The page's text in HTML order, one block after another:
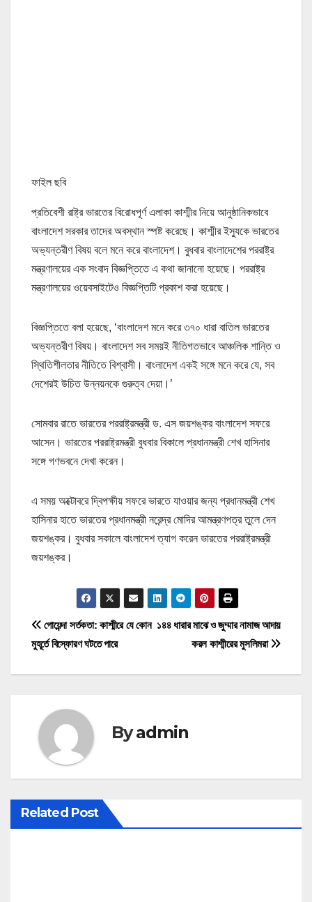
ফাইল ছবি
প্রতিবেশী রাষ্ট্র ভারতের বিরোধপূর্ণ এলাকা কাশ্মীর নিয়ে আনুষ্ঠানিকভাবে
বাংলাদেশ সরকার তাদের অবস্থান স্পষ্ট করেছে। কাশ্মীর ইস্যুকে ভারতের
অভ্যন্তরীণ বিষয় বলে মনে করে বাংলাদেশ। বুধবার বাংলাদেশের পররাষ্ট্র
মন্ত্রণালয়ের এক সংবাদ বিজ্ঞপ্তিতে এ কথা জানানো হয়েছে। পররাষ্ট্র
মন্ত্রণালয়ের ওয়েবসাইটেও বিজ্ঞপ্তিটি প্রকাশ করা হয়েছে।
বিজ্ঞপ্তিতে বলা হয়েছে, ‘বাংলাদেশ মনে করে ৩৭০ ধারা বাতিল ভারতের
অভ্যন্তরীণ বিষয়। বাংলাদেশ সব সময়ই নীতিগতভাবে আঞ্চলিক শান্তি ও
স্থিতিশীলতার নীতিতে বিশ্বাসী। বাংলাদেশ একই সঙ্গে মনে করে যে, সব
দেশেরই উচিত উন্নয়নকে গুরুত্ব দেয়া।’
সোমবার রাতে ভারতের পররাষ্ট্রমন্ত্রী ড. এস জয়শঙ্কর বাংলাদেশ সফরে
আসেন। ভারতের পররাষ্ট্রমন্ত্রী বুধবার বিকালে প্রধানমন্ত্রী শেখ হাসিনার
সঙ্গে গণভবনে দেখা করেন।
এ সময় অক্টোবরে দ্বিপক্ষীয় সফরে ভারতে যাওয়ার জন্য প্রধানমন্ত্রী শেখ
হাসিনার হাতে ভারতের প্রধানমন্ত্রী নরেন্দ্র মোদির আমন্ত্রণপত্র তুলে দেন
জয়শঙ্কর। বুধবার সকালে বাংলাদেশ ত্যাগ করেন ভারতের পররাষ্ট্রমন্ত্রী
জয়শঙ্কর।
P
o
n
a
v
i
১৪৪ ধারার মাঝে ও জুম্মার নামাজ আদায়
করল কাশ্মীরের মুসলিমরা
গোয়েন্দা সর্তকতা: কাশ্মীরে যে কোন
মুহূর্তে বিস্ফোরণ ঘটতে পারে
Byadmin
Related Post